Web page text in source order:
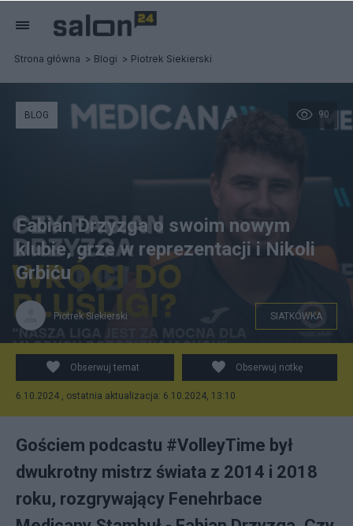
Strona główna Blogi Piotrek Siekierski
90
BLOG
Fabian Drzyzga o swoim nowym
klubie, grze w reprezentacji i Nikoli
Grbiću
Piotrek Siekierski SIATKÓWKA
Obserwuj temat Obserwuj notkę
6.10.2024 , ostatnia aktualizacja: 6.10.2024, 13:10
Gościem podcastu #VolleyTime był
dwukrotny mistrz świata z 2014 i 2018
roku, rozgrywający Fenehrbace